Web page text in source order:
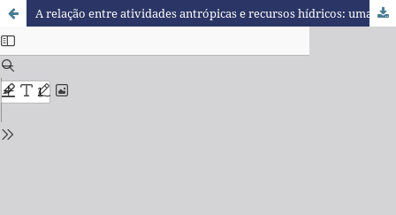
A relação entre atividades antrópicas e recursos hídricos: uma experiência didática baseada no ensino de ciências por investigação com alunos do ensino fundamental II